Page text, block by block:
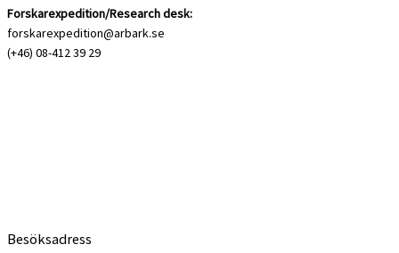
Forskarexpedition/Research desk:
forskarexpedition@arbark.se
(+46) 08-412 39 29
Besöksadress